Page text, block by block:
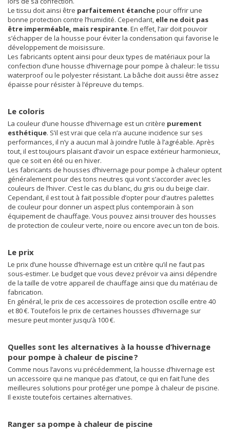
Le tissu doit ainsi être parfaitement étanchepour offrir une
bonne protection contre l’humidité. Cependant, elle ne doit pas
être imperméable, mais respirante. En effet, l’air doit pouvoir
s’échapper de la housse pour éviter la condensation qui favorise le
développement de moisissure.
Les fabricants optent ainsi pour deux types de matériaux pour la
confection d’une housse d’hivernage pour pompe à chaleur: le tissu
waterproof ou le polyester résistant. La bâche doit aussi être assez
épaisse pour résister à l’épreuve du temps.
Le coloris
La couleur d’une housse d’hivernage est un critère purement
esthétique. S’il est vrai que cela n’a aucune incidence sur ses
performances, il n’y a aucun mal à joindre l’utile à l’agréable. Après
tout, il est toujours plaisant d’avoir un espace extérieur harmonieux,
que ce soit en été ou en hiver.
Les fabricants de housses d’hivernage pour pompe à chaleur optent
généralement pour des tons neutres qui vont s’accorder avec les
couleurs de l’hiver. C’est le cas du blanc, du gris ou du beige clair.
Cependant, il est tout à fait possible d’opter pour d’autres palettes
de couleur pour donner un aspect plus contemporain à son
équipement de chauffage. Vous pouvez ainsi trouver des housses
de protection de couleur verte, noire ou encore avec un ton de bois.
Le prix
Le prix d’une housse d’hivernage est un critère qu’il ne faut pas
sous-estimer. Le budget que vous devez prévoir va ainsi dépendre
de la taille de votre appareil de chauffage ainsi que du matériau de
fabrication.
En général, le prix de ces accessoires de protection oscille entre 40
et 80 €. Toutefois le prix de certaines housses d’hivernage sur
mesure peut monter jusqu’à 100 €.
Quelles sont les alternatives à la housse d’hivernage
pour pompe à chaleur de piscine ?
Comme nous l’avons vu précédemment, la housse d’hivernage est
un accessoire qui ne manque pas d’atout, ce qui en fait l’une des
meilleures solutions pour protéger une pompe à chaleur de piscine.
Il existe toutefois certaines alternatives.
Ranger sa pompe à chaleur de piscine